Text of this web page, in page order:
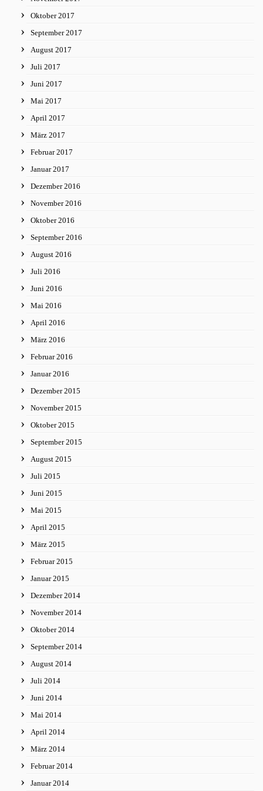
Oktober 2017
September 2017
August 2017
Juli 2017
Juni 2017
Mai 2017
April 2017
März 2017
Februar 2017
Januar 2017
Dezember 2016
November 2016
Oktober 2016
September 2016
August 2016
Juli 2016
Juni 2016
Mai 2016
April 2016
März 2016
Februar 2016
Januar 2016
Dezember 2015
November 2015
Oktober 2015
September 2015
August 2015
Juli 2015
Juni 2015
Mai 2015
April 2015
März 2015
Februar 2015
Januar 2015
Dezember 2014
November 2014
Oktober 2014
September 2014
August 2014
Juli 2014
Juni 2014
Mai 2014
April 2014
März 2014
Februar 2014
Januar 2014